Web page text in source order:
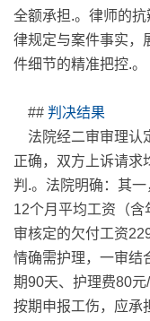
全额承担.。律师的
律规定与案件事实，
件细节的精准把控.。
## 判决结果
法院经二审审理认
正确，双方上诉请求
判 .。法院明确：其
12个月平均工资（
审核定的欠付工资
情确需护理，一审结
期90天、护理费80
按期申报工伤，应承